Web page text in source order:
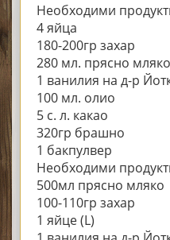
Необходими
4 яйца
180-200гр захар
280 мл. прясно мляко
1 ванилия на д-р
100 мл. олио
5 с. л. какао
320гр брашно
1 бакпулвер
Необходими
500мл прясно мляко
100-110гр захар
1 яйце (L)